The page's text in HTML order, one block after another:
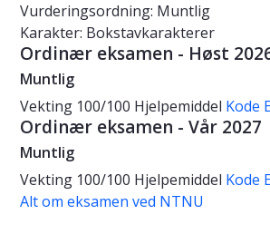
Vurderingsordning: Muntlig
Karakter: Bokstavkarakterer
Ordinær eksamen - Høst
Muntlig
Vekting 100/100 Hjelpemiddel Kode
Ordinær eksamen - Vår 2027
Muntlig
Vekting 100/100 Hjelpemiddel Kode
Alt om eksamen ved NTNU